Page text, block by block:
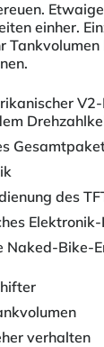
einher.
des
Naked-Bike-
verhalten